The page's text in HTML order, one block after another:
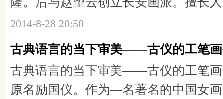
2014-8-28 20:50
古典语言的当下审美——古仪的工笔
古典语言的当下审美——古仪的工笔
原名励国仪。作为—名著名的中国女